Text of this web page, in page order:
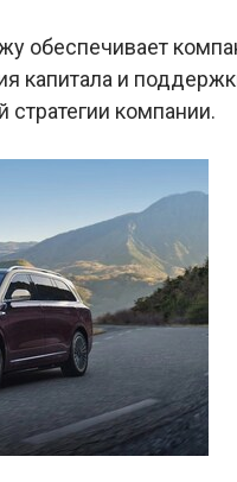
обеспечивает
капитала и
стратегии компании.